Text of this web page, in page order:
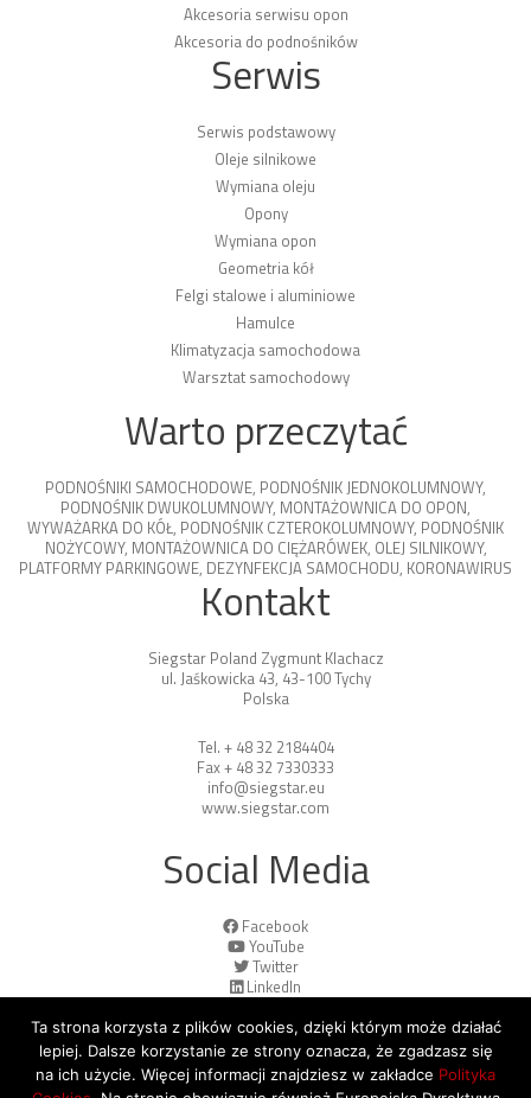
Akcesoria serwisu opon
Akcesoria do podnośników
Serwis
Serwis podstawowy
Oleje silnikowe
Wymiana oleju
Opony
Wymiana opon
Geometria kół
Felgi stalowe i aluminiowe
Hamulce
Klimatyzacja samochodowa
Warsztat samochodowy
Warto przeczytać
PODNOŚNIKI SAMOCHODOWE, PODNOŚNIK JEDNOKOLUMNOWY,
PODNOŚNIK DWUKOLUMNOWY, MONTAŻOWNICA DO OPON,
WYWAŻARKA DO KÓŁ, PODNOŚNIK CZTEROKOLUMNOWY, PODNOŚNIK
NOŻYCOWY, MONTAŻOWNICA DO CIĘŻARÓWEK, OLEJ SILNIKOWY,
PLATFORMY PARKINGOWE, DEZYNFEKCJA SAMOCHODU, KORONAWIRUS
Kontakt
Siegstar Poland Zygmunt Klachacz
ul. Jaśkowicka 43, 43-100 Tychy
Polska
Tel. + 48 32 2184404
Fax + 48 32 7330333
info@siegstar.eu
www.siegstar.com
Social Media
Facebook
YouTube
Twitter
LinkedIn
Ta strona korzysta z plików cookies, dzięki którym może działać
lepiej. Dalsze korzystanie ze strony oznacza, że zgadzasz się
na ich użycie. Więcej informacji znajdziesz w zakładce Polityka